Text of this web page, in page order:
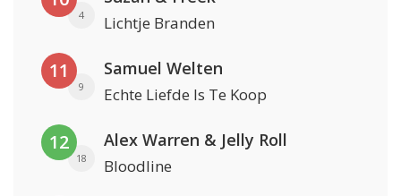
4 Lichtje Branden
11
9
Samuel Welten
Echte Liefde Is Te Koop
12
18
Alex Warren & Jelly Roll
Bloodline